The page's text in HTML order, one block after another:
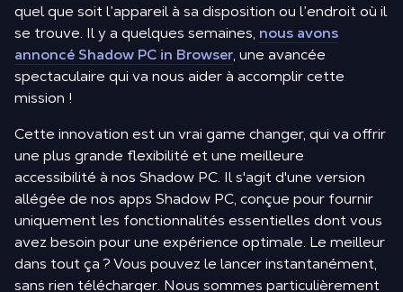
quel que soit l’appareil à sa disposition ou l’endroit où il
se trouve. Il y a quelques semaines, nous avons
annoncé Shadow PC in Browser, une avancée
spectaculaire qui va nous aider à accomplir cette
mission !
Cette innovation est un vrai game changer, qui va offrir
une plus grande flexibilité et une meilleure
accessibilité à nos Shadow PC. Il s'agit d'une version
allégée de nos apps Shadow PC, conçue pour fournir
uniquement les fonctionnalités essentielles dont vous
avez besoin pour une expérience optimale. Le meilleur
dans tout ça ? Vous pouvez le lancer instantanément,
sans rien télécharger. Nous sommes particulièrement